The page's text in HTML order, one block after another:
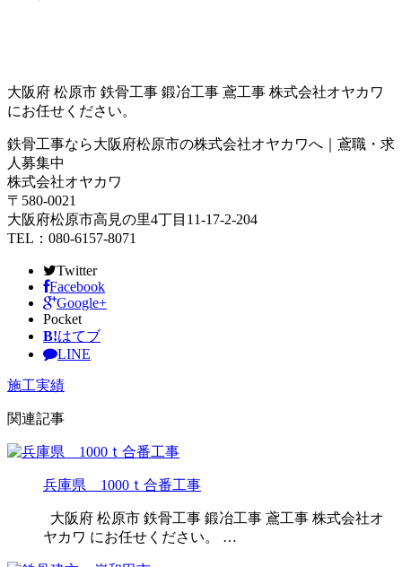
大阪府 松原市 鉄骨工事 鍛冶工事 鳶工事 株式会社オヤカワ
にお任せください。
鉄骨工事なら大阪府松原市の株式会社オヤカワへ｜鳶職・求
人募集中
株式会社オヤカワ
〒580-0021
大阪府松原市高見の里4丁目11-17-2-204
TEL：080-6157-8071
Twitter
Facebook
Google+
Pocket
B!はてブ
LINE
施工実績
関連記事
兵庫県 1000ｔ合番工事
大阪府 松原市 鉄骨工事 鍛冶工事 鳶工事 株式会社オ
ヤカワ にお任せください。 …